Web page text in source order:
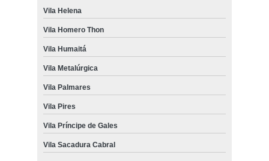
Vila Helena
Vila Homero Thon
Vila Humaitá
Vila Metalúrgica
Vila Palmares
Vila Pires
Vila Príncipe de Gales
Vila Sacadura Cabral